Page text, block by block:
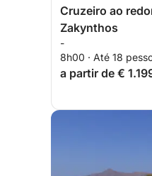
Cruzeiro ao
Zakynthos
-
8h00 · Até 18
a partir de €